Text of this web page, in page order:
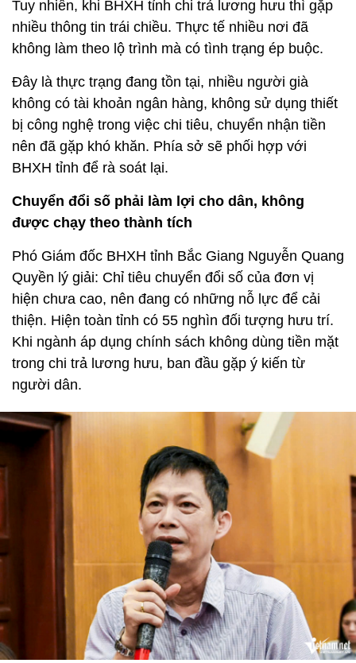
Tuy nhiên, khi BHXH tỉnh chi trả lương hưu thì gặp
nhiều thông tin trái chiều. Thực tế nhiều nơi đã
không làm theo lộ trình mà có tình trạng ép buộc.
Đây là thực trạng đang tồn tại, nhiều người già
không có tài khoản ngân hàng, không sử dụng thiết
bị công nghệ trong việc chi tiêu, chuyển nhận tiền
nên đã gặp khó khăn. Phía sở sẽ phối hợp với
BHXH tỉnh để rà soát lại.
Chuyển đổi số phải làm lợi cho dân, không
được chạy theo thành tích
Phó Giám đốc BHXH tỉnh Bắc Giang Nguyễn Quang
Quyền lý giải: Chỉ tiêu chuyển đổi số của đơn vị
hiện chưa cao, nên đang có những nỗ lực để cải
thiện. Hiện toàn tỉnh có 55 nghìn đối tượng hưu trí.
Khi ngành áp dụng chính sách không dùng tiền mặt
trong chi trả lương hưu, ban đầu gặp ý kiến từ
người dân.